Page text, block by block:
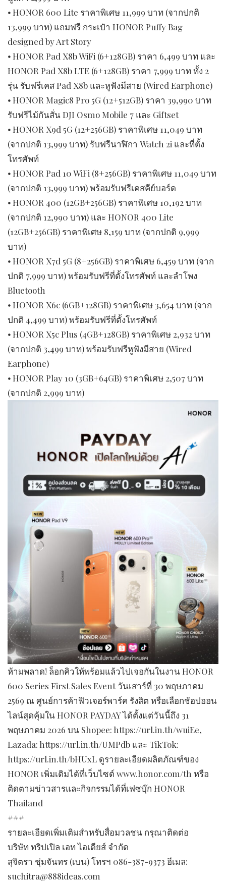
⦁ HONOR 600 Lite ราคาพิเศษ 11,999 บาท (จากปกติ
13,999 บาท) แถมฟรี กระเป๋า HONOR Puffy Bag
designed by Art Story
⦁ HONOR Pad X8b WiFi (6+128GB) ราคา 6,499 บาท และ
HONOR Pad X8b LTE (6+128GB) ราคา 7,999 บาท ทั้ง 2
รุ่น รับฟรีเคส Pad X8b และหูฟังมีสาย (Wired Earphone)
⦁ HONOR Magic8 Pro 5G (12+512GB) ราคา 39,990 บาท
รับฟรีไม้กันสั่น DJI Osmo Mobile 7 และ Giftset
⦁ HONOR X9d 5G (12+256GB) ราคาพิเศษ 11,049 บาท
(จากปกติ 13,999 บาท) รับฟรีนาฬิกา Watch 2i และที่ตั้ง
โทรศัพท์
⦁ HONOR Pad 10 WiFi (8+256GB) ราคาพิเศษ 11,049 บาท
(จากปกติ 13,999 บาท) พร้อมรับฟรีเคสคีย์บอร์ด
⦁ HONOR 400 (12GB+256GB) ราคาพิเศษ 10,192 บาท
(จากปกติ 12,990 บาท) และ HONOR 400 Lite
(12GB+256GB) ราคาพิเศษ 8,159 บาท (จากปกติ 9,999
บาท)
⦁ HONOR X7d 5G (8+256GB) ราคาพิเศษ 6,459 บาท (จาก
ปกติ 7,999 บาท) พร้อมรับฟรีที่ตั้งโทรศัพท์ และลำโพง
Bluetooth
⦁ HONOR X6c (6GB+128GB) ราคาพิเศษ 3,654 บาท (จาก
ปกติ 4,499 บาท) พร้อมรับฟรีที่ตั้งโทรศัพท์
⦁ HONOR X5c Plus (4GB+128GB) ราคาพิเศษ 2,932 บาท
(จากปกติ 3,499 บาท) พร้อมรับฟรีหูฟังมีสาย (Wired
Earphone)
⦁ HONOR Play 10 (3GB+64GB) ราคาพิเศษ 2,507 บาท
(จากปกติ 2,999 บาท)
ห้ามพลาด! ล็อกคิวให้พร้อมแล้วไปเจอกันในงาน HONOR
600 Series First Sales Event วันเสาร์ที่ 30 พฤษภาคม
2569 ณ ศูนย์การค้าฟิวเจอร์พาร์ค รังสิต หรือเลือกช้อปออน
ไลน์สุดคุ้มใน HONOR PAYDAY ได้ตั้งแต่วันนี้ถึง 31
พฤษภาคม 2026 บน Shopee: https://url.in.th/wuiEe,
Lazada: https://url.in.th/UMPdb และ TikTok:
https://url.in.th/bHUxL ดูรายละเอียดผลิตภัณฑ์ของ
HONOR เพิ่มเติมได้ที่เว็บไซต์ www.honor.com/th หรือ
ติดตามข่าวสารและกิจกรรมได้ที่เฟซบุ๊ก HONOR
Thailand
###
รายละเอียดเพิ่มเติมสำหรับสื่อมวลชน กรุณาติดต่อ
บริษัท ทริปเปิล เอท ไอเดียส์ จำกัด
สุจิตรา ชุ่มจันทร (เบน) โทรฯ 086-387-9373 อีเมล:
suchitra@888ideas.com